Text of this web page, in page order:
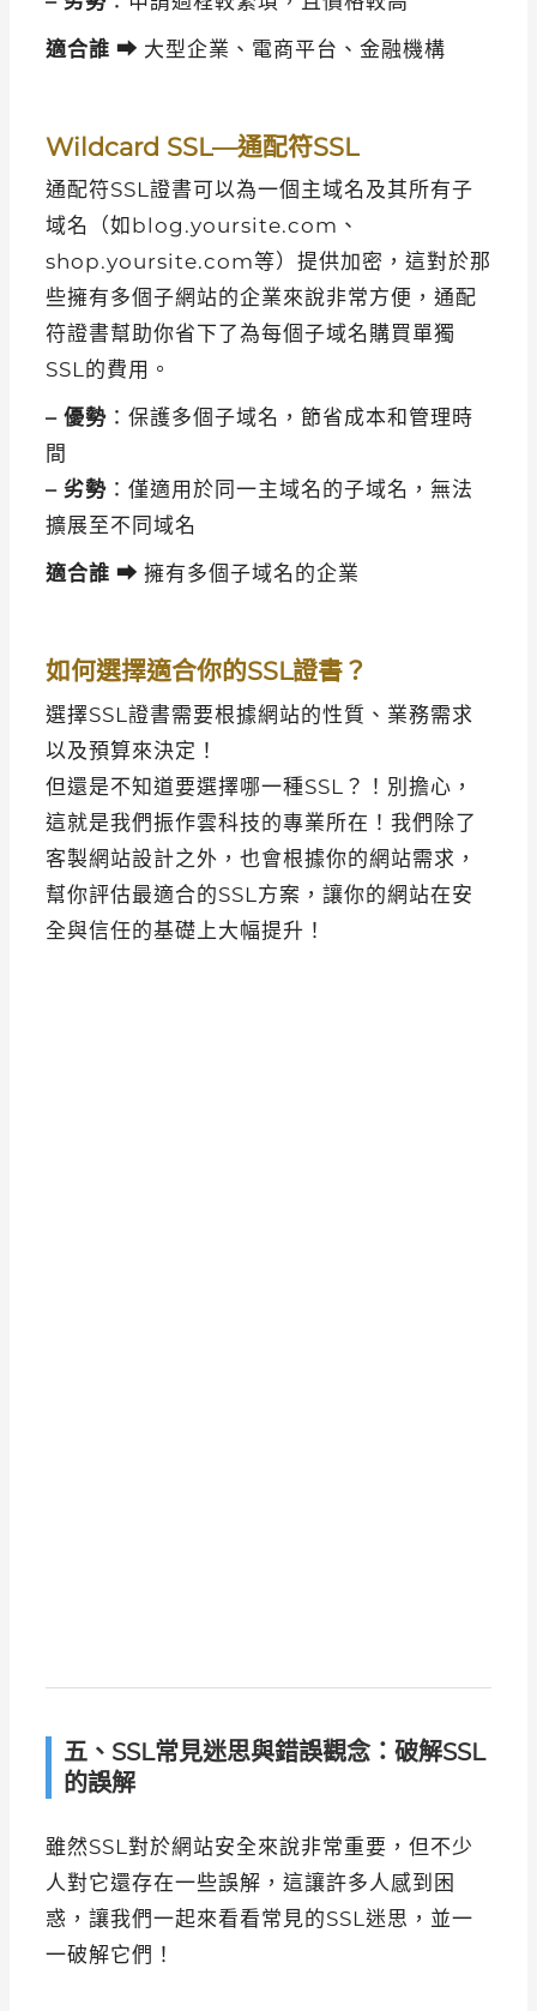
適合誰 ⮕ 大型企業、電商平台、金融機構
Wildcard SSL—通配符SSL
通配符SSL證書可以為一個主域名及其所有子
域名（如blog.yoursite.com、
shop.yoursite.com等）提供加密，這對於那
些擁有多個子網站的企業來說非常方便，通配
符證書幫助你省下了為每個子域名購買單獨
SSL的費用。
– 優勢：保護多個子域名，節省成本和管理時
間
– 劣勢：僅適用於同一主域名的子域名，無法
擴展至不同域名
適合誰 ⮕ 擁有多個子域名的企業
如何選擇適合你的SSL證書？
選擇SSL證書需要根據網站的性質、業務需求
以及預算來決定！
但還是不知道要選擇哪一種SSL？！別擔心，
這就是我們振作雲科技的專業所在！我們除了
客製網站設計之外，也會根據你的網站需求，
幫你評估最適合的SSL方案，讓你的網站在安
全與信任的基礎上大幅提升！
五、SSL常見迷思與錯誤觀念：破解SSL
的誤解
雖然SSL對於網站安全來說非常重要，但不少
人對它還存在一些誤解，這讓許多人感到困
惑，讓我們一起來看看常見的SSL迷思，並一
一破解它們！